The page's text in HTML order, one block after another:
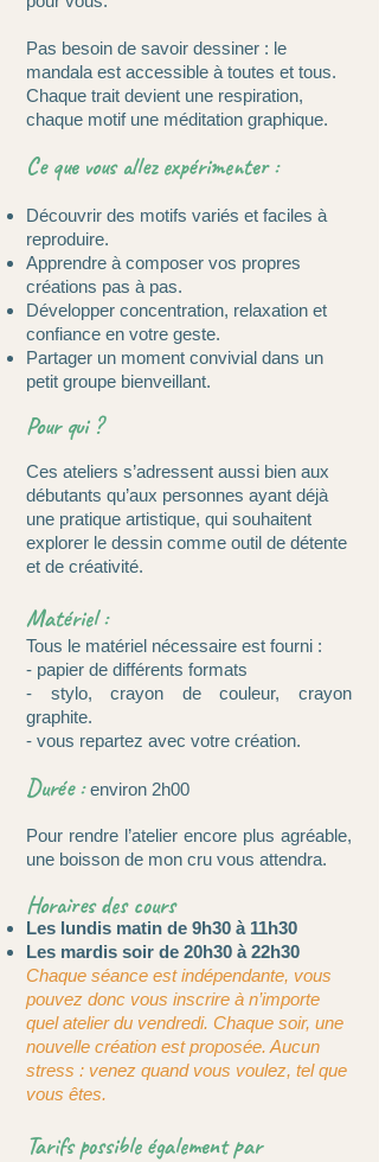
Pas besoin de savoir dessiner : le
mandala est accessible à toutes et tous.
Chaque trait devient une respiration,
chaque motif une méditation graphique.
Ce que vous allez expérimenter :
Découvrir des motifs variés et faciles à
reproduire.
Apprendre à composer vos propres
créations pas à pas.
Développer concentration, relaxation et
confiance en votre geste.
Partager un moment convivial dans un
petit groupe bienveillant.
Pour qui ?
Ces ateliers s’adressent aussi bien aux
débutants qu’aux personnes ayant déjà
une pratique artistique, qui souhaitent
explorer le dessin comme outil de détente
et de créativité.
Matériel :
Tous le matériel nécessaire est fourni :
- papier de différents formats
- stylo, crayon de couleur, crayon
graphite.
- vous repartez avec votre création.
Durée :environ 2h00
Pour rendre l’atelier encore plus agréable,
une boisson de mon cru vous attendra.
Horaires des cours
Les lundis matin de 9h30 à 11h30
Les mardis soir de 20h30 à 22h30
Chaque séance est indépendante, vous
pouvez donc vous inscrire à n’importe
quel atelier du vendredi. Chaque soir, une
nouvelle création est proposée. Aucun
stress : venez quand vous voulez, tel que
vous êtes.
Tarifs possible également par